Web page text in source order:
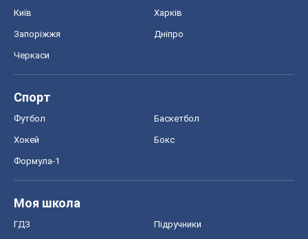
Київ Харків
Запоріжжя Дніпро
Черкаси
Спорт
Футбол Баскетбол
Хокей Бокс
Формула-1
Моя школа
ГДЗ Підручники